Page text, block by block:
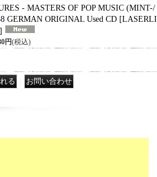
- MASTERS OF POP MUSIC (MINT-/
GERMAN ORIGINAL Used CD [LASERLI
円(税込)